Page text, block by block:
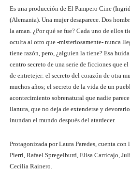
Es una producción de El Pampero Cine
(Alemania). Una mujer desaparece. Dos
la aman. ¿Por qué se fue? Cada uno de ellos
oculta al otro que -misteriosamente- nunca
tiene razón, pero, ¿alguien la tiene? Esa
centro secreto de una serie de ficciones que
de entretejer: el secreto del corazón de otra
muchos años; el secreto de la vida de un
acontecimiento sobrenatural que nadie
llanura, que no deja de extenderse y
inundan el mundo después del atardecer.
Protagonizada por Laura Paredes, cuenta
Pierri, Rafael Spregelburd, Elisa Carricajo,
Cecilia Rainero.